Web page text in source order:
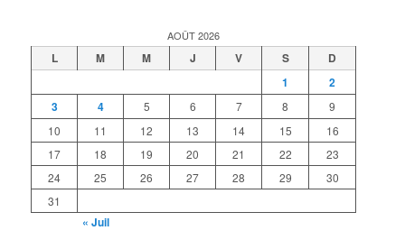
AOÛT 2026
L M M J V S
D
1
2
3
4 5 6 7 8
9
10
11 12 13 14 15
16
17
18 19 20 21 22
23
24
25 26 27 28 29
30
31
« Juil